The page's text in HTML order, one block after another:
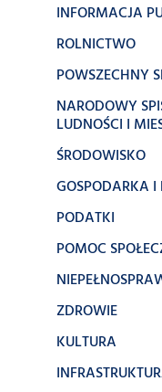
INFORMACJA
ROLNICTWO
POWSZECHNY
NARODOWY
LUDNOŚCI I
ŚRODOWISKO
GOSPODARKA
PODATKI
POMOC
ZDROWIE
KULTURA